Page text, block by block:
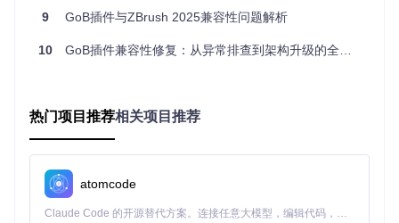
文件头元数据：新增了3个字节的版本标识字段，导致原有
数据块排列顺序：顶点数据与纹理坐标的存储顺序发生了
GoB插件的gob_import.py文件中，第143-157行的颜色数据解
析代码假设每个颜色值固定为3字节（RGB），而ZBrush 202
5实际提供了4字节（RGBA）数据，这直接导致了结构体解包
错误。
# 原解析代码
color_data = struct.unpack('3B', buffer[i:i+3]) # 期望3字
9 GoB插件与ZBrush 2025兼容性问题解析
10 GoB插件兼容性修复：从异常排查到架构升级的全链路方案
热门项目推荐相关项目推荐
atomcode
Claude Code 的开源替代方案。连接任意大模型，编辑代码，运行命令，自动验证 — 全自动执行。用 Rust 构建，极致性能。 ｜ An open-source alternative to Claude Code. Connect any LLM, edit code, run commands, and verify changes — autonomously. Built in Rust for speed. Get Started